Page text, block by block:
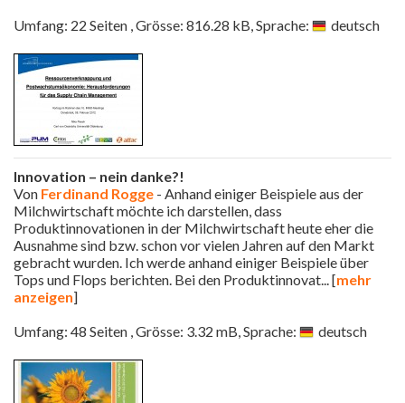
Umfang: 22 Seiten , Grösse: 816.28 kB, Sprache:
deutsch
Innovation – nein danke?!
Von Ferdinand Rogge - Anhand einiger Beispiele aus der
Milchwirtschaft möchte ich darstellen, dass
Produktinnovationen in der Milchwirtschaft heute eher die
Ausnahme sind bzw. schon vor vielen Jahren auf den Markt
gebracht wurden. Ich werde anhand einiger Beispiele über
Tops und Flops berichten. Bei den Produktinnovat... [mehr
anzeigen]
Umfang: 48 Seiten , Grösse: 3.32 mB, Sprache:
deutsch